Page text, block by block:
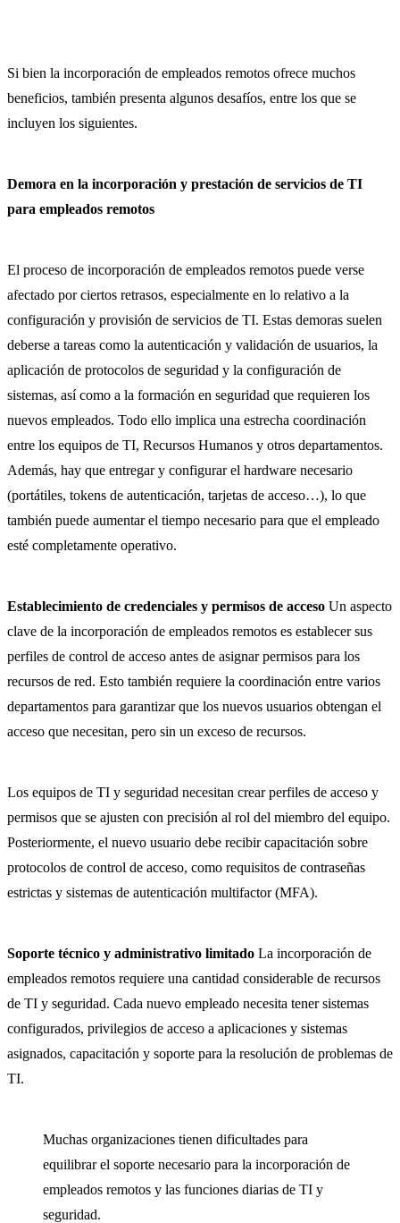
Si bien la incorporación de empleados remotos ofrece muchos
beneficios, también presenta algunos desafíos, entre los que se
incluyen los siguientes.
Demora en la incorporación y prestación de servicios de TI
para empleados remotos
El proceso de incorporación de empleados remotos puede verse
afectado por ciertos retrasos, especialmente en lo relativo a la
configuración y provisión de servicios de TI. Estas demoras suelen
deberse a tareas como la autenticación y validación de usuarios, la
aplicación de protocolos de seguridad y la configuración de
sistemas, así como a la formación en seguridad que requieren los
nuevos empleados. Todo ello implica una estrecha coordinación
entre los equipos de TI, Recursos Humanos y otros departamentos.
Además, hay que entregar y configurar el hardware necesario
(portátiles, tokens de autenticación, tarjetas de acceso…), lo que
también puede aumentar el tiempo necesario para que el empleado
esté completamente operativo.
Establecimiento de credenciales y permisos de acceso Un aspecto
clave de la incorporación de empleados remotos es establecer sus
perfiles de control de acceso antes de asignar permisos para los
recursos de red. Esto también requiere la coordinación entre varios
departamentos para garantizar que los nuevos usuarios obtengan el
acceso que necesitan, pero sin un exceso de recursos.
Los equipos de TI y seguridad necesitan crear perfiles de acceso y
permisos que se ajusten con precisión al rol del miembro del equipo.
Posteriormente, el nuevo usuario debe recibir capacitación sobre
protocolos de control de acceso, como requisitos de contraseñas
estrictas y sistemas de autenticación multifactor (MFA).
Soporte técnico y administrativo limitado La incorporación de
empleados remotos requiere una cantidad considerable de recursos
de TI y seguridad. Cada nuevo empleado necesita tener sistemas
configurados, privilegios de acceso a aplicaciones y sistemas
asignados, capacitación y soporte para la resolución de problemas de
TI.
Muchas organizaciones tienen dificultades para
equilibrar el soporte necesario para la incorporación de
empleados remotos y las funciones diarias de TI y
seguridad.